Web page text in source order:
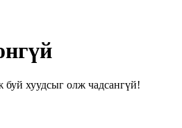
хуудсыг олж чадсангүй!